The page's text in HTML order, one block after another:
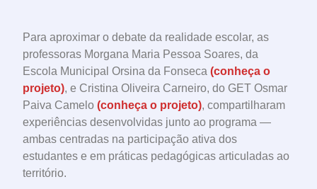
Para aproximar o debate da realidade escolar, as
professoras Morgana Maria Pessoa Soares, da
Escola Municipal Orsina da Fonseca (conheça o
projeto), e Cristina Oliveira Carneiro, do GET Osmar
Paiva Camelo (conheça o projeto), compartilharam
experiências desenvolvidas junto ao programa —
ambas centradas na participação ativa dos
estudantes e em práticas pedagógicas articuladas ao
território.